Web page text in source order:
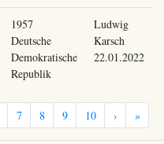
1957
Deutsche
Demokratische
Republik
Ludwig
Karsch
22.01.2022
7 8 9 10 › »